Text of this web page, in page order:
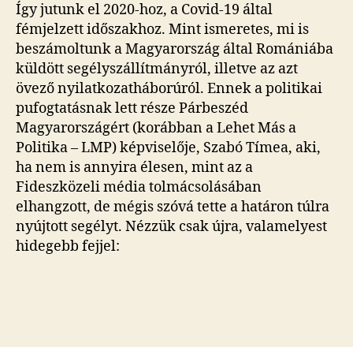
Így jutunk el 2020-hoz, a Covid-19 által
fémjelzett időszakhoz. Mint ismeretes, mi is
beszámoltunk a Magyarország által Romániába
küldött segélyszállítmányról, illetve az azt
övező nyilatkozatháborúról. Ennek a politikai
pufogtatásnak lett része Párbeszéd
Magyarországért (korábban a Lehet Más a
Politika – LMP) képviselője, Szabó Tímea, aki,
ha nem is annyira élesen, mint az a
Fideszközeli média tolmácsolásában
elhangzott, de mégis szóvá tette a határon túlra
nyújtott segélyt. Nézzük csak újra, valamelyest
hidegebb fejjel: